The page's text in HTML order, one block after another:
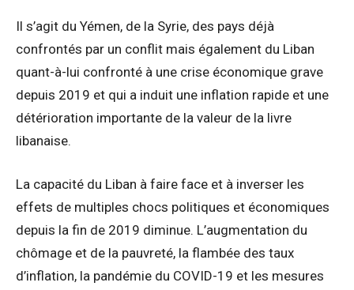
Il s’agit du Yémen, de la Syrie, des pays déjà
confrontés par un conflit mais également du Liban
quant-à-lui confronté à une crise économique grave
depuis 2019 et qui a induit une inflation rapide et une
détérioration importante de la valeur de la livre
libanaise.
La capacité du Liban à faire face et à inverser les
effets de multiples chocs politiques et économiques
depuis la fin de 2019 diminue. L’augmentation du
chômage et de la pauvreté, la flambée des taux
d’inflation, la pandémie du COVID-19 et les mesures